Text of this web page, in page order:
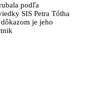
podľa
SIS Petra Tótha
je jeho